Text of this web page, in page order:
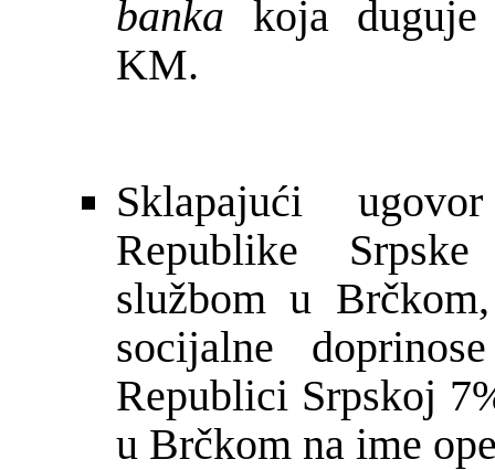
banka koja
KM.
Sklapajući ugovor
Republike
službom u Brč
socijalne
Republici Srpskoj
u Brčkom na ime